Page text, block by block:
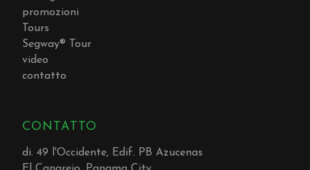
promozioni
Tours
Segway® Tour
video
contatto
CONTATTO
di. 49 l'Occidente, Edif. PB Azucenas